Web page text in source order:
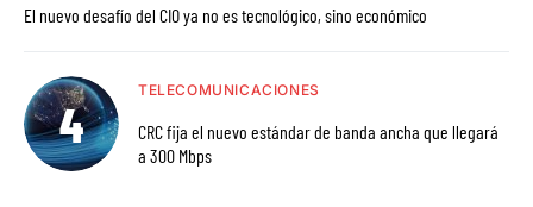
El nuevo desafío del CIO ya no es tecnológico, sino económico
TELECOMUNICACIONES
CRC fija el nuevo estándar de banda ancha que llegará
a 300 Mbps